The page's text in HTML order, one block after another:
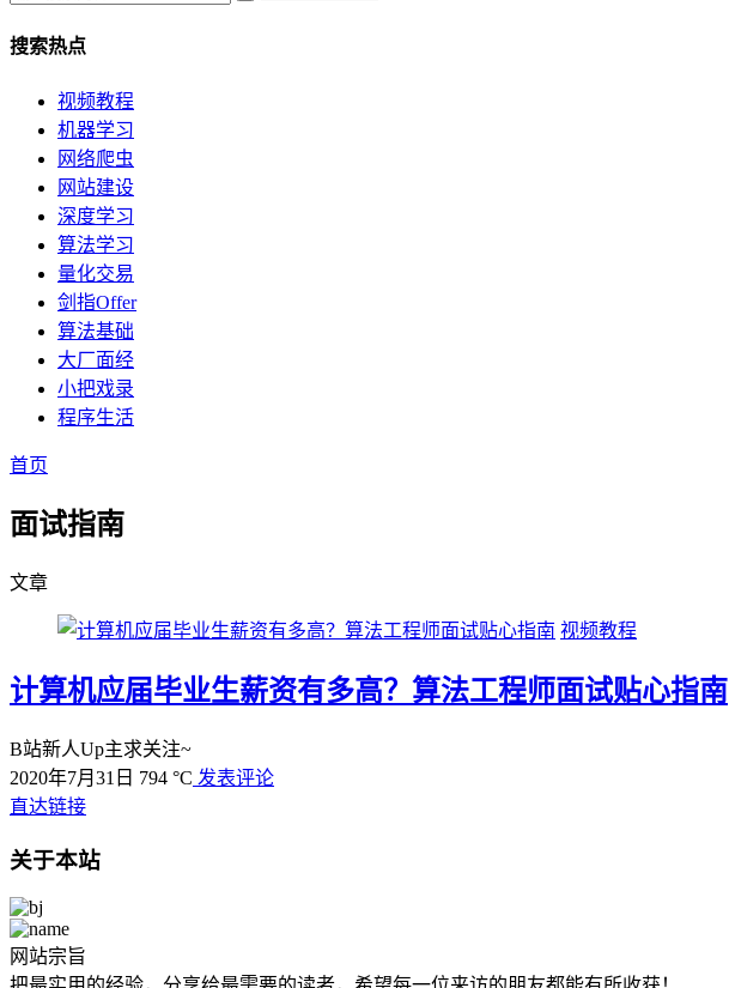
搜索热点
视频教程
机器学习
网络爬虫
网站建设
深度学习
算法学习
量化交易
剑指Offer
算法基础
大厂面经
小把戏录
程序生活
首页
面试指南
文章
视频教程
计算机应届毕业生薪资有多高？算法工程师面试贴心指南
B站新人Up主求关注~
2020年7月31日 794 °C 发表评论
直达链接
关于本站
网站宗旨